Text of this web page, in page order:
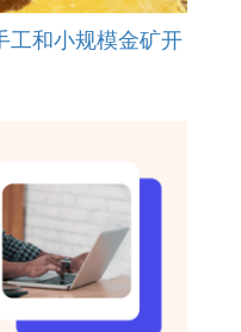
工和小规模金矿开